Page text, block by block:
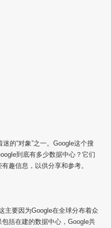
的“对象”之一。Google这个搜
到底有多少数据中心？它们
趣信息，以供分享和参考。
主要因为Google在全球分布着众
括在建的数据中心，Google共